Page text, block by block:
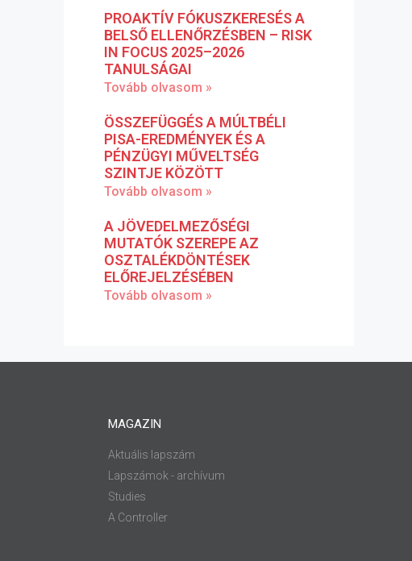
PROAKTÍV FÓKUSZKERESÉS A
BELSŐ ELLENŐRZÉSBEN – RISK
IN FOCUS 2025–2026
TANULSÁGAI
Tovább olvasom »
ÖSSZEFÜGGÉS A MÚLTBÉLI
PISA-EREDMÉNYEK ÉS A
PÉNZÜGYI MŰVELTSÉG
SZINTJE KÖZÖTT
Tovább olvasom »
A JÖVEDELMEZŐSÉGI
MUTATÓK SZEREPE AZ
OSZTALÉKDÖNTÉSEK
ELŐREJELZÉSÉBEN
Tovább olvasom »
MAGAZIN
Aktuális lapszám
Lapszámok - archívum
Studies
A Controller